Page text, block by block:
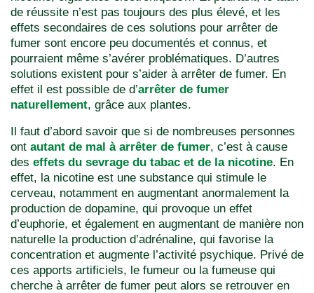
de réussite n’est pas toujours des plus élevé, et les
effets secondaires de ces solutions pour arrêter de
fumer sont encore peu documentés et connus, et
pourraient même s’avérer problématiques. D’autres
solutions existent pour s’aider à arrêter de fumer. En
effet il est possible de d’arrêter de fumer
naturellement, grâce aux plantes.
Il faut d’abord savoir que si de nombreuses personnes
ont autant de mal à arrêter de fumer, c’est à cause
des effets du sevrage du tabac et de la nicotine. En
effet, la nicotine est une substance qui stimule le
cerveau, notamment en augmentant anormalement la
production de dopamine, qui provoque un effet
d’euphorie, et également en augmentant de manière non
naturelle la production d’adrénaline, qui favorise la
concentration et augmente l’activité psychique. Privé de
ces apports artificiels, le fumeur ou la fumeuse qui
cherche à arrêter de fumer peut alors se retrouver en